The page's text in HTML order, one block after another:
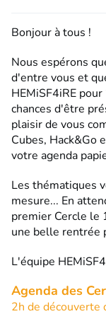
Bonjour à tous !
Nous espérons
d'entre vous et
HEMiSF4iRE
chances d'être
plaisir de vous
Cubes, Hack&Go
votre agenda
Les thématiques
mesure... En
premier Cercle le
une belle rentrée
L'équipe
Agenda des
2h de découverte